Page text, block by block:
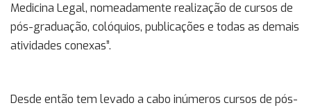
Medicina Legal, nomeadamente realização de cursos de
pós-graduação, colóquios, publicações e todas as demais
atividades conexas”.
Desde então tem levado a cabo inúmeros cursos de pós-